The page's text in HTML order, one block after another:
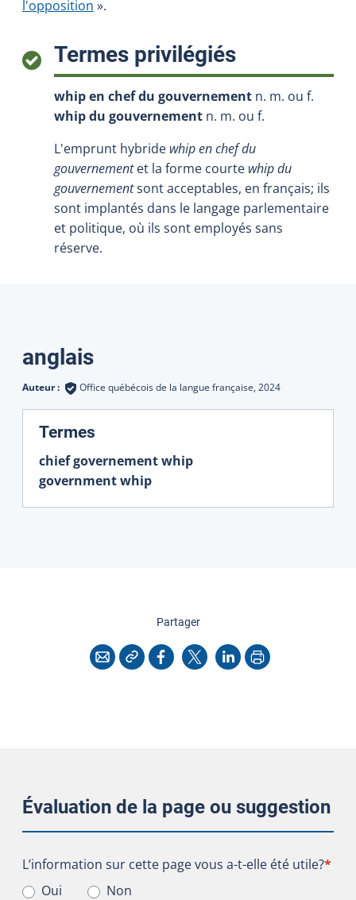
l'opposition ».
Termes privilégiés:
whip en chef du gouvernement n. m. ou f.
whip du gouvernement n. m. ou f.
L'emprunt hybride whip en chef du
gouvernementet la forme courte whip du
gouvernementsont acceptables, en français; ils
sont implantés dans le langage parlementaire
et politique, où ils sont employés sans
réserve.
Traductions
anglais
Auteur : Office québécois de la langue française, 2024
Termes
chief governement whip
government whip
Partagercette page
CourrielCopier l'adresse
Facebook
X LinkedInImprimer
Évaluation de la page ou suggestion
L’information sur cette page vous a-t-elle été utile?
L’information sur cette page vous a-t-elle été utile?*
Oui
Non